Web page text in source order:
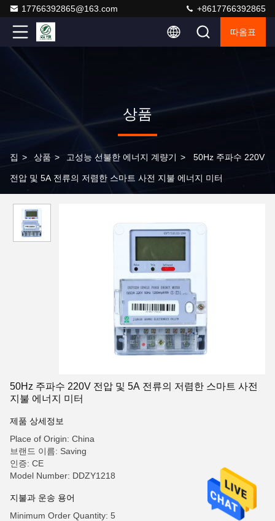
17766392865@163.com +8617766392865
따옴표
상품
집 > 상품 > 고성능 선불한 에너지 계량기 > 50Hz 주파수 220V
전압 및 5A 전류의 저렴한 스마트 사전 지불 에너지 미터
50Hz 주파수 220V 전압 및 5A 전류의 저렴한 스마트 사전
지불 에너지 미터
제품 상세정보
Place of Origin: China
브랜드 이름: Saving
인증: CE
Model Number: DDZY1218
지불과 운송 용어
Minimum Order Quantity: 5